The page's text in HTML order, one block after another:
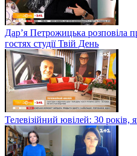
Дар’я Петрожицька розповіла
гостях студії Твій День
Телевізійний ювілей: 30 років,